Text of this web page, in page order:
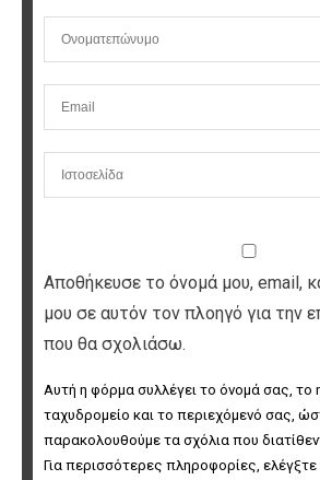
Αποθήκευσε το όνομά μου, email,
μου σε αυτόν τον πλοηγό για την
που θα σχολιάσω.
Αυτή η φόρμα συλλέγει το όνομά σας, το
ταχυδρομείο και το περιεχόμενό σας,
παρακολουθούμε τα σχόλια που
Για περισσότερες πληροφορίες, ελέγξτε